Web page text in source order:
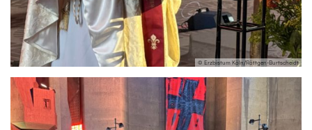
© Erzbistum Köln/Röttgen-Burtscheidt